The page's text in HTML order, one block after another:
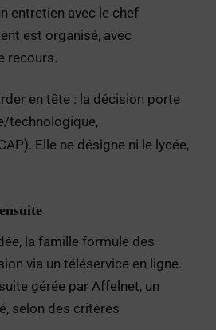
entretien avec le chef
est organisé, avec
recours.
en tête : la décision porte
technologique,
Elle ne désigne ni le lycée,
la famille formule des
via un téléservice en ligne.
gérée par Affelnet, un
selon des critères